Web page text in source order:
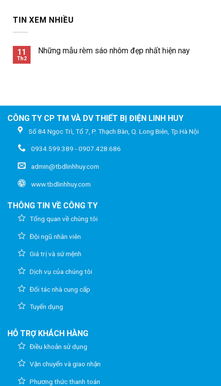
TIN XEM NHIỀU
11
Th2
Những mẫu rèm sáo nhôm đẹp nhất hiện nay
CÔNG TY CP TM VÀ DV THIẾT BỊ ĐIỆN LINH HUY
Số 84 Ngọc Trì, Tổ 7, P. Thạch Bàn, Q. Long Biên, Tp.Hà Nội
0934.599.389 - 0907.428.686
admin@tbdlinhhuy.com
www.tbdlinhhuy.com
THÔNG TIN VỀ CÔNG TY
Tổng quan về chúng tôi
Đội ngũ nhân viên
Giá trị và sứ mệnh
Dịch vụ của chúng tôi
Đối tác nhà cung cấp
Tuyển dụng
HỖ TRỢ KHÁCH HÀNG
Điều khoản sử dụng
Vận chuyển và giao nhận
Phương thức thanh toán